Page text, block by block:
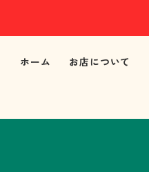
ホーム お店について